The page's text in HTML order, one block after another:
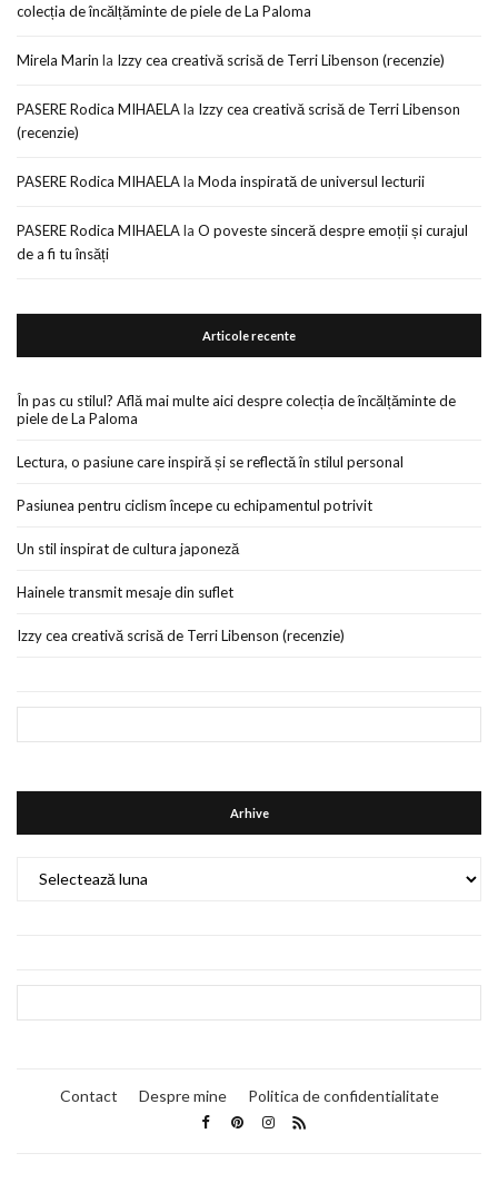
colecția de încălțăminte de piele de La Paloma
Mirela Marin la Izzy cea creativă scrisă de Terri Libenson (recenzie)
PASERE Rodica MIHAELAla Izzy cea creativă scrisă de Terri Libenson
(recenzie)
PASERE Rodica MIHAELAla Moda inspirată de universul lecturii
PASERE Rodica MIHAELAla O poveste sinceră despre emoții și curajul
de a fi tu însăți
Articole recente
În pas cu stilul? Află mai multe aici despre colecția de încălțăminte de
piele de La Paloma
Lectura, o pasiune care inspiră și se reflectă în stilul personal
Pasiunea pentru ciclism începe cu echipamentul potrivit
Un stil inspirat de cultura japoneză
Hainele transmit mesaje din suflet
Izzy cea creativă scrisă de Terri Libenson (recenzie)
Arhive
Contact Despre mine Politica de confidentialitate